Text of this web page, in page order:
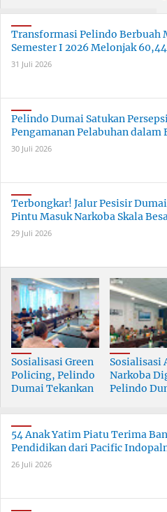
Transformasi Pelindo Berbuah
Semester I 2026 Melonjak
31 Juli 2026
Pelindo Dumai Satukan
Pengamanan Pelabuhan dalam
30 Juli 2026
Terbongkar! Jalur Pesisir
Pintu Masuk Narkoba Skala
29 Juli 2026
Sosialisasi Green
Policing, Pelindo
Dumai Tekankan
Bersama
Sosialisasi
Narkoba
Pelindo
Berkualitas
54 Anak Yatim Piatu Terima
Pendidikan dari Pacific
26 Juli 2026